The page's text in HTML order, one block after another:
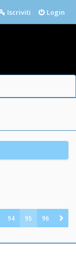
Login
Iscriviti
94 95 96